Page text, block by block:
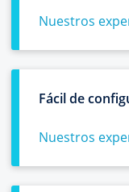
Nuestros
Fácil de
Nuestros